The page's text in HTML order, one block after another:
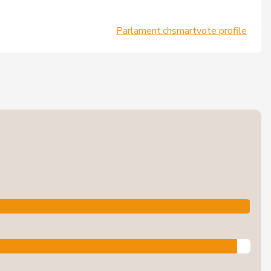
Parlament.chsmartvote profile